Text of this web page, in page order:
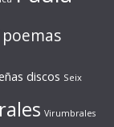
poemas
discos Seix
Virumbrales